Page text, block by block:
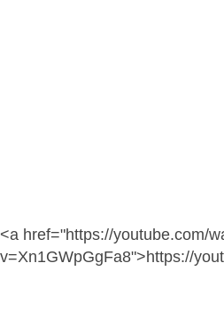
<a href="https://youtube.com/
v=Xn1GWpGgFa8">https://